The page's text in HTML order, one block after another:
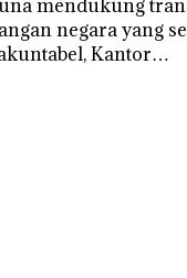
mendukung
negara yang
Kantor…